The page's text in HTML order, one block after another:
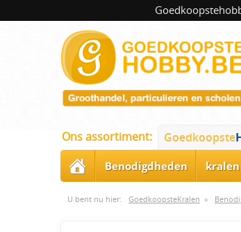
Ons assortiment: Goedkoopste
Benodigdheden kralen
U bent nu hier: GoedkoopsteKralen »